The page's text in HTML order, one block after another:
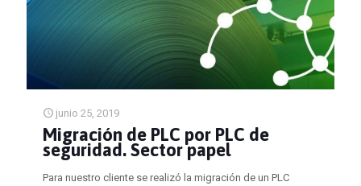
junio 25, 2019
Migración de PLC por PLC de
seguridad. Sector papel
Para nuestro cliente se realizó la migración de un PLC